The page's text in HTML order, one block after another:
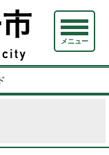
メニュー